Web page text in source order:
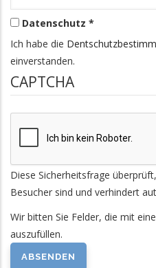
Datenschutz *
Ich habe die
einverstanden.
CAPTCHA
Diese Sicherheitsfrage
Besucher sind und verhindert
Wir bitten Sie Felder, die mit
auszufüllen.